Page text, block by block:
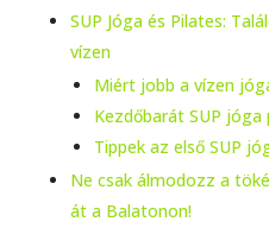
SUP Jóga és Pilates:
vízen
Miért jobb a vízen
Kezdőbarát SUP jóga
Tippek az első SUP
Ne csak álmodozz a
át a Balatonon!